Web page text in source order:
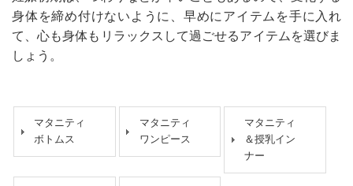
身体を締め付けないように、早めにアイテムを手に入れ
て、心も身体もリラックスして過ごせるアイテムを選びま
しょう。
マタニティ
ボトムス
マタニティ
ワンピース
マタニティ
＆授乳イン
ナー